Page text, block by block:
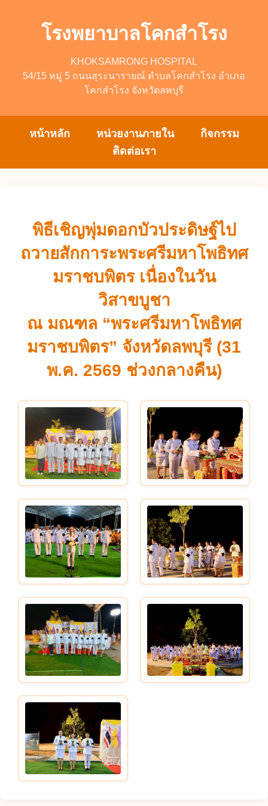
โรงพยาบาลโคกสำโรง
KHOKSAMRONG HOSPITAL
54/15 หมู่ 5 ถนนสุระนารายณ์ ตำบลโคกสำโรง อำเภอ
โคกสำโรง จังหวัดลพบุรี
หน้าหลัก หน่วยงานภายใน
กิจกรรม
ติดต่อเรา
พิธีเชิญพุ่มดอกบัวประดิษฐ์ไป
ถวายสักการะพระศรีมหาโพธิทศ
มราชบพิตร เนื่องในวัน
วิสาขบูชา
ณ มณฑล “พระศรีมหาโพธิทศ
มราชบพิตร” จังหวัดลพบุรี (31
พ.ค. 2569 ช่วงกลางคืน)